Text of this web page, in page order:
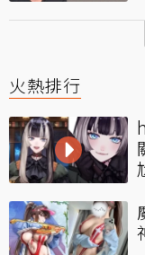
火熱排行